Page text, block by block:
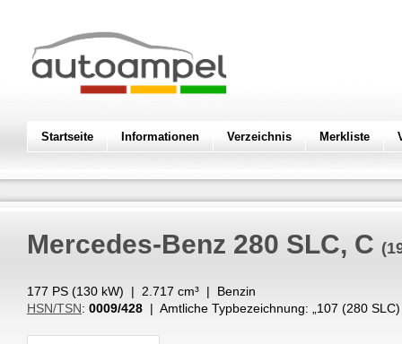
Startseite Informationen Verzeichnis Merkliste
Mercedes-Benz 280 SLC, C
177 PS (130 kW) | 2.717 cm³ | Benzin
HSN/TSN: 0009/428 | Amtliche Typbezeichnung: „ 107 (280